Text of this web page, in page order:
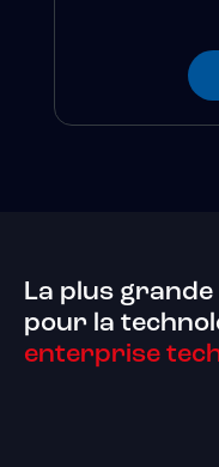
La plus
pour la
enterprise